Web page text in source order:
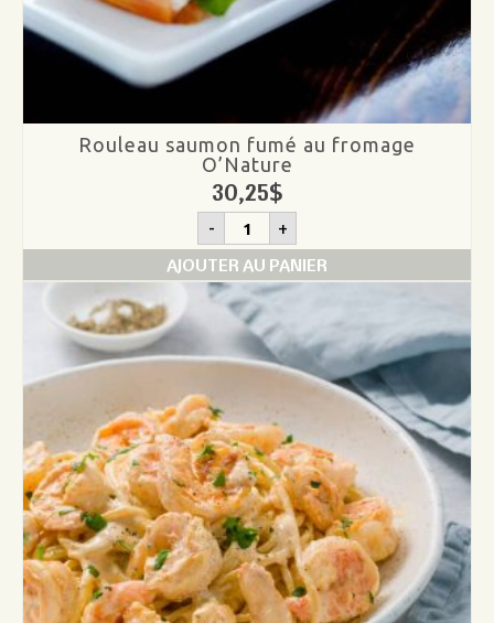
Rouleau saumon fumé au fromage
O’Nature
30,25$
- quantité
de
Rouleau
saumon
fumé
au
fromage
O'Nature
+
AJOUTER AU PANIER